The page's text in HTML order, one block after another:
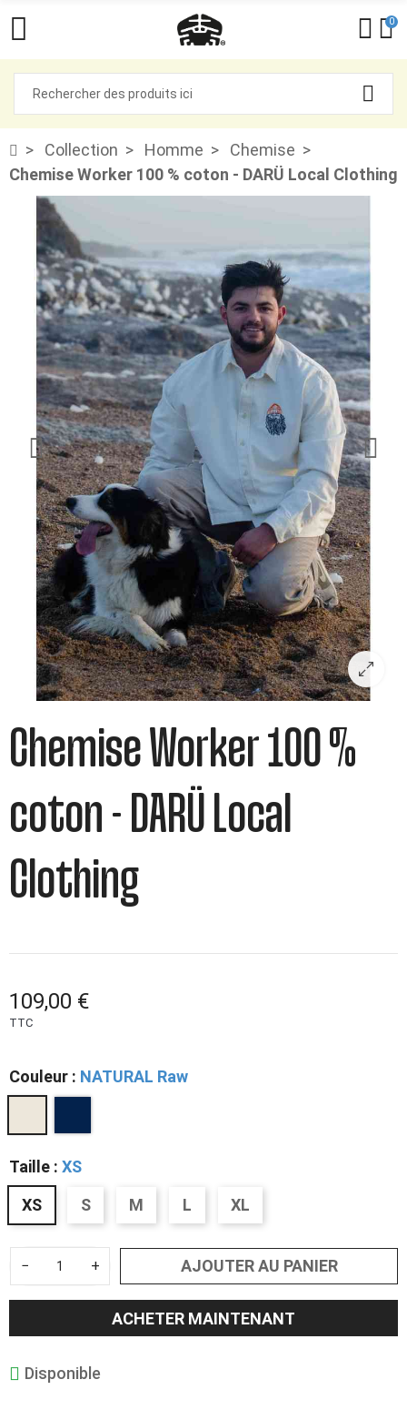
0
Collection Homme
Chemise
Chemise Worker 100 % coton - DARÜ Local Clothing
Chemise Worker 100 %
coton - DARÜ Local
Clothing
109,00 €
TTC
Couleur : NATURAL Raw
Taille : XS
XS
S M L XL
− + AJOUTER AU PANIER
ACHETER MAINTENANT
Disponible